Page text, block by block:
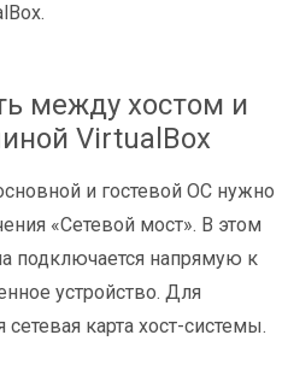
между хостом и
VirtualBox
и гостевой ОС нужно
«Сетевой мост». В этом
подключается напрямую к
устройство. Для
карта хост-системы.